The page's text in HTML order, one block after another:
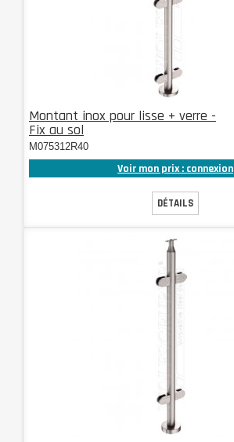
Montant inox pour lisse + verre -
Fix au sol
M075312R40
Voir mon prix : connexion
DÉTAILS